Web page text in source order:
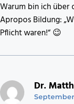
Warum bin ich über
Apropos Bildung:
Pflicht waren!“ 😉
Dr.
September